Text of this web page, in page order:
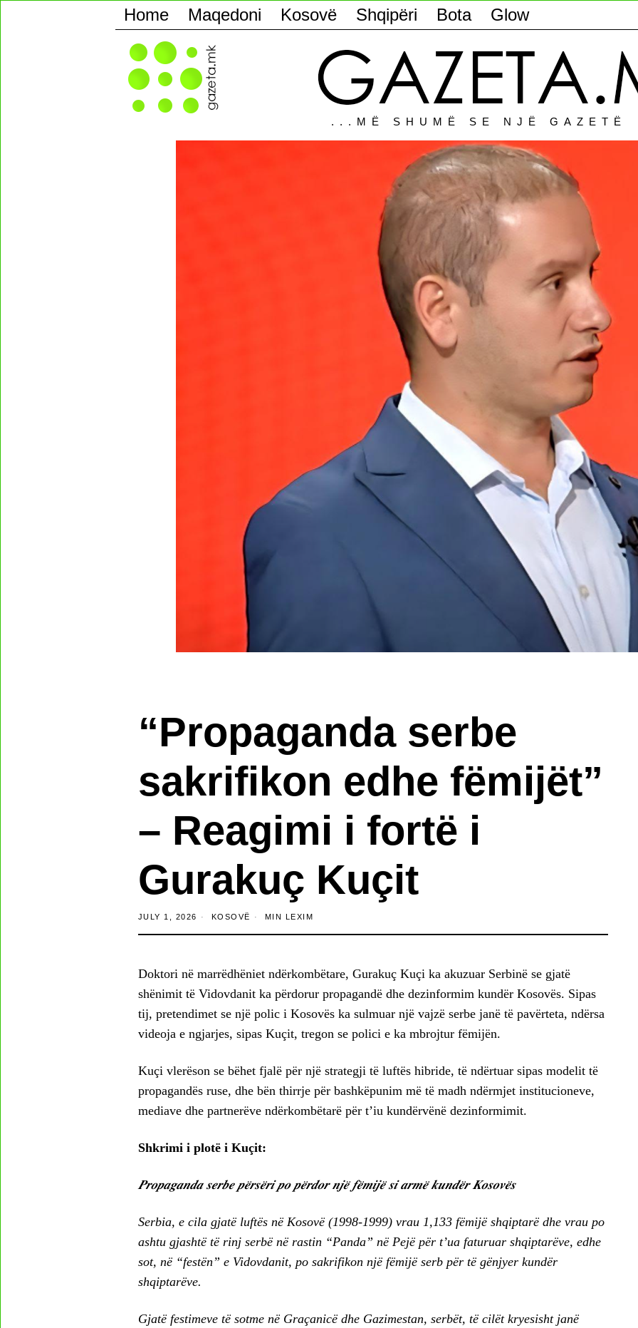
Home Maqedoni Kosovë Shqipëri Bota Glow
...MË SHUMË SE NJË GAZETË
“Propaganda serbe
sakrifikon edhe fëmijët”
– Reagimi i fortë i
Gurakuç Kuçit
JULY 1, 2026 KOSOVË MIN LEXIM
Doktori në marrëdhëniet ndërkombëtare, Gurakuç Kuçi ka akuzuar Serbinë se gjatë
shënimit të Vidovdanit ka përdorur propagandë dhe dezinformim kundër Kosovës. Sipas
tij, pretendimet se një polic i Kosovës ka sulmuar një vajzë serbe janë të pavërteta, ndërsa
videoja e ngjarjes, sipas Kuçit, tregon se polici e ka mbrojtur fëmijën.
Kuçi vlerëson se bëhet fjalë për një strategji të luftës hibride, të ndërtuar sipas modelit të
propagandës ruse, dhe bën thirrje për bashkëpunim më të madh ndërmjet institucioneve,
mediave dhe partnerëve ndërkombëtarë për t’iu kundërvënë dezinformimit.
Shkrimi i plotë i Kuçit:
𝑷𝒓𝒐𝒑𝒂𝒈𝒂𝒏𝒅𝒂 𝒔𝒆𝒓𝒃𝒆 𝒑𝒆̈𝒓𝒔𝒆̈𝒓𝒊 𝒑𝒐 𝒑𝒆̈𝒓𝒅𝒐𝒓 𝒏𝒋𝒆̈ 𝒇𝒆̈𝒎𝒊𝒋𝒆̈ 𝒔𝒊 𝒂𝒓𝒎𝒆̈ 𝒌𝒖𝒏𝒅𝒆̈𝒓 𝑲𝒐𝒔𝒐𝒗𝒆̈𝒔
Serbia, e cila gjatë luftës në Kosovë (1998-1999) vrau 1,133 fëmijë shqiptarë dhe vrau po
ashtu gjashtë të rinj serbë në rastin “Panda” në Pejë për t’ua faturuar shqiptarëve, edhe
sot, në “festën” e Vidovdanit, po sakrifikon një fëmijë serb për të gënjyer kundër
shqiptarëve.
Gjatë festimeve të sotme në Graçanicë dhe Gazimestan, serbët, të cilët kryesisht janë